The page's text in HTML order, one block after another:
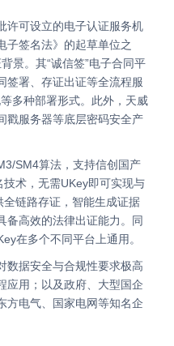
许可设立的电子认证服务机
子签名法》的起草单位之
景。其“诚信签”电子合同平
签署、存证出证等全流程服
多种部署形式。此外，天威
戳服务器等底层密码安全产
SM4算法，支持信创国产
技术，无需UKey即可实现与
链路存证，智能生成证据
备高效的法律出证能力。同
在多个不同平台上通用。
数据安全与合规性要求极高
应用；以及政府、大型国企
方电气、国家电网等知名企